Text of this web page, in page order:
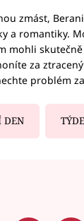
zmást,
a romantiky.
mohli
za
problém
DEN